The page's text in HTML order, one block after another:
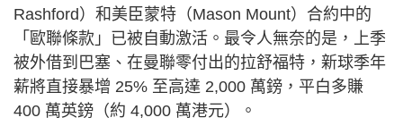
Rashford）和美臣蒙特（Mason Mount）合約中的
「歐聯條款」已被自動激活。最令人無奈的是，上季
被外借到巴塞、在曼聯零付出的拉舒福特，新球季年
薪將直接暴增 25% 至高達 2,000 萬鎊，平白多賺
400 萬英鎊（約 4,000 萬港元）。